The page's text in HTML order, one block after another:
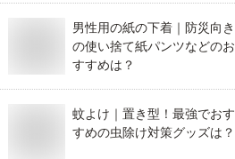
男性用の紙の下着｜防災向き
の使い捨て紙パンツなどのお
すすめは？
蚊よけ｜置き型！最強でおす
すめの虫除け対策グッズは？